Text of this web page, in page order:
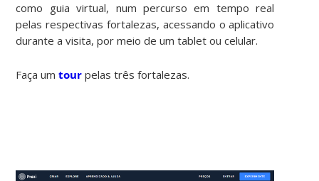
como guia virtual, num percurso em tempo real
pelas respectivas fortalezas, acessando o aplicativo
durante a visita, por meio de um tablet ou celular.
Faça umtour pelas três fortalezas.